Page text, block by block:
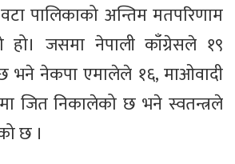
पालिकाको अन्तिम मतपरिणाम
हो। जसमा नेपाली काँग्रेसले १९
भने नेकपा एमालेले १६, माओवादी
जित निकालेको छ भने स्वतन्त्रले
छ ।